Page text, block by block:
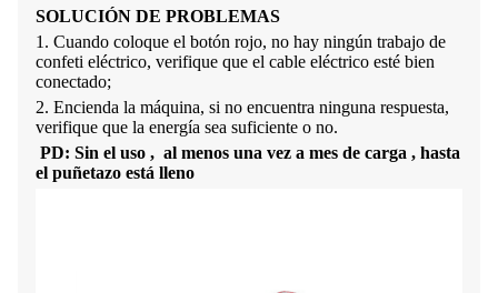
SOLUCIÓN DE PROBLEMAS
1. Cuando coloque el botón rojo, no hay ningún trabajo de
confeti eléctrico, verifique que el cable eléctrico esté bien
conectado;
2. Encienda la máquina, si no encuentra ninguna respuesta,
verifique que la energía sea suficiente o no.
PD: Sin el uso , al menos una vez a mes de carga , hasta
el puñetazo está lleno